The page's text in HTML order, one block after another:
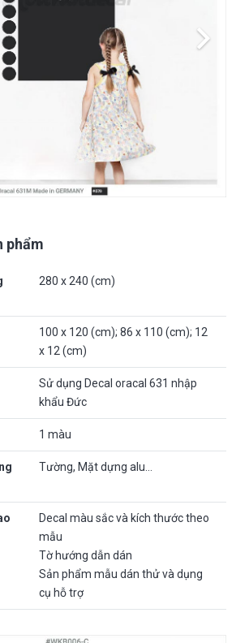
phẩm
280 x 240 (cm)
100 x 120 (cm); 86 x 110 (cm); 12
x 12 (cm)
Sử dụng Decal oracal 631 nhập
khẩu Đức
1 màu
Tường, Mặt dựng alu…
Decal màu sắc và kích thước theo
mẫu
Tờ hướng dẫn dán
Sản phẩm mẫu dán thử và dụng
cụ hỗ trợ